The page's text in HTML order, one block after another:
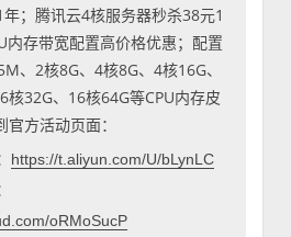
；腾讯云4核服务器秒杀38元1
内存带宽配置高价格优惠；配置
、2核8G、4核8G、4核16G、
核32G、16核64G等CPU内存皮
方活动页面：
https://t.aliyun.com/U/bLynLC
oRMoSucP